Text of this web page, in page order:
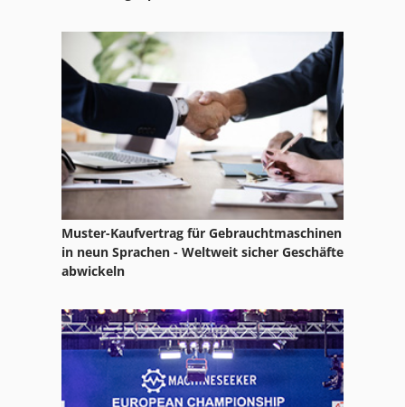
Muster-Kaufvertrag für Gebrauchtmaschinen
in neun Sprachen - Weltweit sicher Geschäfte
abwickeln